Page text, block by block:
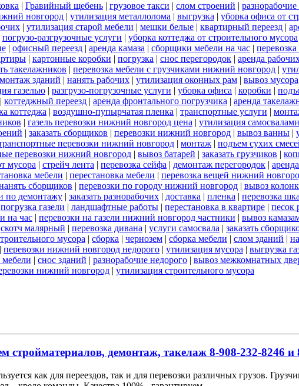
| Гравийный щебень | грузовое такси | слом строений | разнорабочие
новгород | утилизация металлолома | выгрузка | уборка офиса от
| утилизация старой мебели | мешки белые | квартирный переезд |
погрузо-разгрузочные услуги | уборка коттеджа от строительного мусора
| офисный переезд | аренда камаза | сборщики мебели на час |
| картонные коробки | погрузка | снос перегородок | аренда
такелажников | перевозка мебели с грузчиками нижний новгород |
монтаж зданий | нанять рабочих | утилизация оконных рам | вывоз мусора
газелью | разгрузо-погрузочные услуги | уборка офиса | коробки |
| коттеджный переезд | аренда фронтального погрузчика | аренда
коттеджа | воздушно-пупырчатая пленка | транспортные услуги |
| газель перевозки нижний новгород цена | утилизация самосвалами
| заказать сборщиков | перевозки нижний новгород | вывоз ванны |
перевозки нижний новгород | монтаж | подъем сухих
перевозки нижний новгород | вывоз батарей | заказать грузчиков |
мусора | стрейч лента | перевозка сейфа | демонтаж перегородок |
мебели | перестановка мебели | перевозка вещей нижний
сборщиков | перевозки по городу нижний новгород | вывоз
по демонтажу | заказать разнорабочих | доставка | пленка | перевозка
погрузка газели | ландшафтные работы | перестановка в квартире | песок
на час | перевозки на газели нижний новгород частники | вывоз
скотч малярный | перевозка дивана | услуги самосвала | заказать
мусора | сборка | чернозем | сборка мебели | слом зданий |
| перевозки нижний новгород недорого | утилизация мусора | выгрузка
мебели | снос зданий | разнорабочие недорого | вывоз межкомнатных
нижний новгород | утилизация строительного мусора
стройматериалов, демонтаж, такелаж 8-908-232-8246 и
как для переездов, так и для перевозки различных грузов.